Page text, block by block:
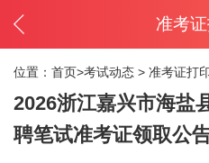
准考
位置： 首页>考试动态> 准考证打
2026浙江嘉兴市海盐
聘笔试准考证领取公